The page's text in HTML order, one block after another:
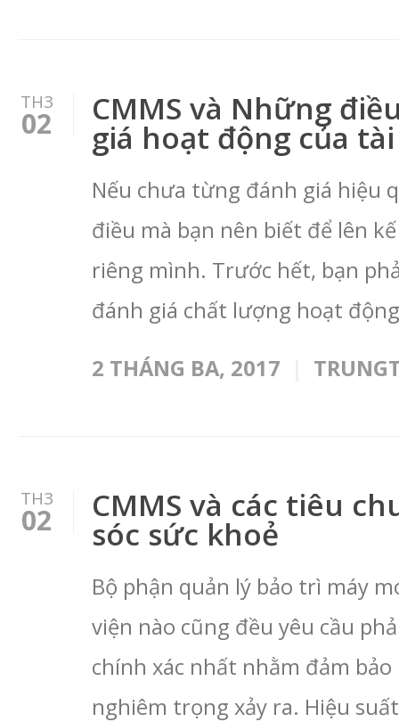
TH3
02 CMMS và Những
giá hoạt động của
Nếu chưa từng đánh giá hiệu
điều mà bạn nên biết để lên
riêng mình. Trước hết, bạn
đánh giá chất lượng hoạt
2 THÁNG BA, 2017
TH3
02 CMMS và các tiêu
sóc sức khoẻ
Bộ phận quản lý bảo trì máy
viện nào cũng đều yêu cầu
chính xác nhất nhằm đảm
nghiêm trọng xảy ra. Hiệu